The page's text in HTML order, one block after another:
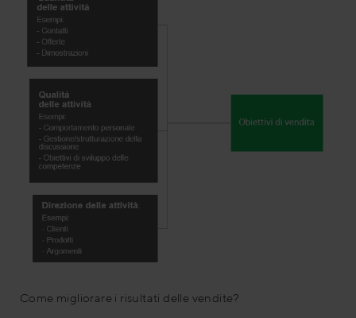
Come migliorare i risultati delle vendite?